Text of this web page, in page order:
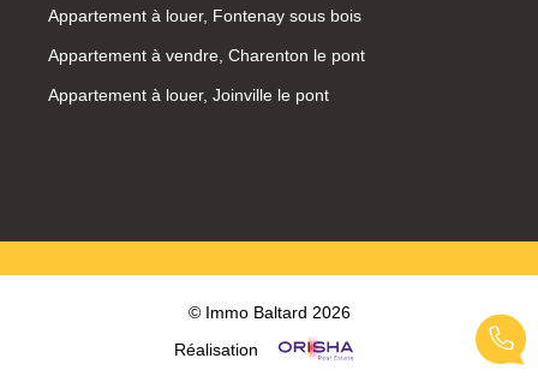
Appartement à louer, Fontenay sous bois
Appartement à vendre, Charenton le pont
Appartement à louer, Joinville le pont
© Immo Baltard 2026
Réalisation